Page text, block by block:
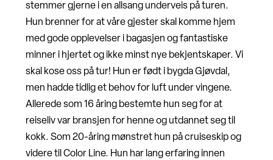
stemmer gjerne i en allsang underveis på turen.
Hun brenner for at våre gjester skal komme hjem
med gode opplevelser i bagasjen og fantastiske
minner i hjertet og ikke minst nye bekjentskaper. Vi
skal kose oss på tur! Hun er født i bygda Gjøvdal,
men hadde tidlig et behov for luft under vingene.
Allerede som 16 åring bestemte hun seg for at
reiseliv var bransjen for henne og utdannet seg til
kokk. Som 20-åring mønstret hun på cruiseskip og
videre til Color Line. Hun har lang erfaring innen